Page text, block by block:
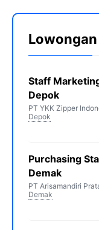
Staff
Depok
PT YKK Zipper
Depok
Purchasing
Demak
PT Arisamandiri
Demak